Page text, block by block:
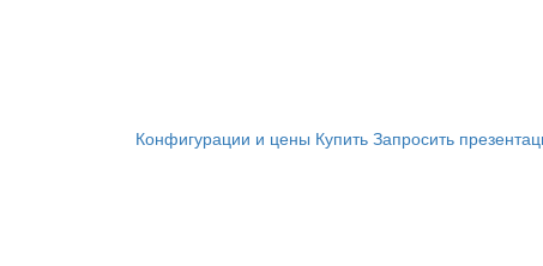
Конфигурации и цены Купить Запросить